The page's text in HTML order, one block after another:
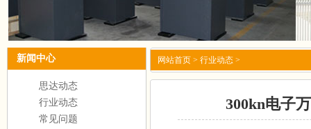
新闻中心
思达动态
行业动态
常见问题
网站首页 > 行业动态 >
300kn电子